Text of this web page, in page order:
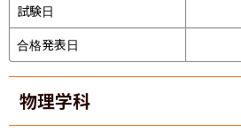
試験日
合格発表日
物理学科